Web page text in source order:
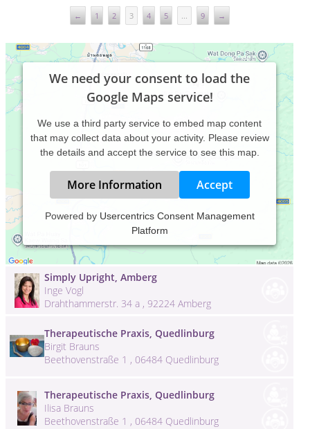
← 1 2 3 4 5 ... 9 →
We need your consent to load the
Google Maps service!
We use a third party service to embed map content
that may collect data about your activity. Please review
the details and accept the service to see this map.
More Information Accept
Powered by Usercentrics Consent Management
Platform
Psychologische Beratung &
Wechseljahrenberatung
Sudbrackstraße 17 , 33602 Bielefeld
Simply Upright, Amberg
Inge Vogl
Drahthammerstr. 34 a , 92224 Amberg
Therapeutische Praxis, Quedlinburg
Birgit Brauns
Beethovenstraße 1 , 06484 Quedlinburg
Therapeutische Praxis, Quedlinburg
Ilisa Brauns
Beethovenstraße 1 , 06484 Quedlinburg